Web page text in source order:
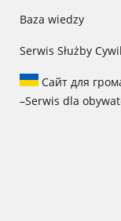
Baza wiedzy
Serwis Służby
Сайт для
–Serwis dla